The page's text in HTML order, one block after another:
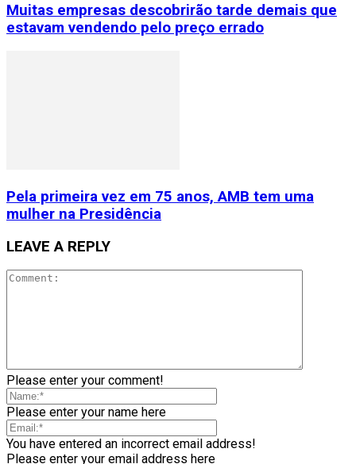
Muitas empresas descobrirão tarde demais que
estavam vendendo pelo preço errado
Pela primeira vez em 75 anos, AMB tem uma
mulher na Presidência
LEAVE A REPLY
Please enter your comment!
Please enter your name here
You have entered an incorrect email address!
Please enter your email address here